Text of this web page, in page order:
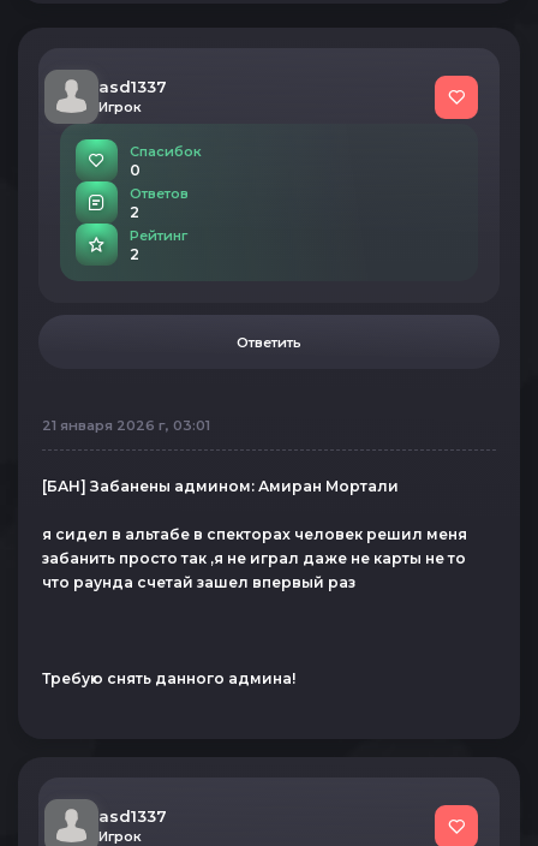
asd1337
Игрок
Спасибок
0
Ответов
2
Рейтинг
2
Ответить
21 января 2026 г, 03:01
[БАН] Забанены админом: Амиран Мортали
я сидел в альтабе в спекторах человек решил меня
забанить просто так ,я не играл даже не карты не то
что раунда счетай зашел впервый раз
Требую снять данного админа!
asd1337
Игрок